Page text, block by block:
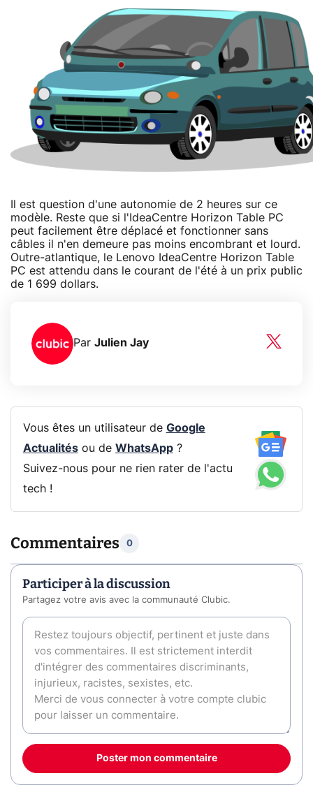
Il est question d'une autonomie de 2 heures sur ce
modèle. Reste que si l'IdeaCentre Horizon Table PC
peut facilement être déplacé et fonctionner sans
câbles il n'en demeure pas moins encombrant et lourd.
Outre-atlantique, le Lenovo IdeaCentre Horizon Table
PC est attendu dans le courant de l'été à un prix public
de 1 699 dollars.
Par Julien Jay
Vous êtes un utilisateur de Google
Actualitésou de WhatsApp?
Suivez-nous pour ne rien rater de l'actu
tech !
Commentaires 0
Participer à la discussion
Partagez votre avis avec la communauté Clubic.
Poster mon commentaire